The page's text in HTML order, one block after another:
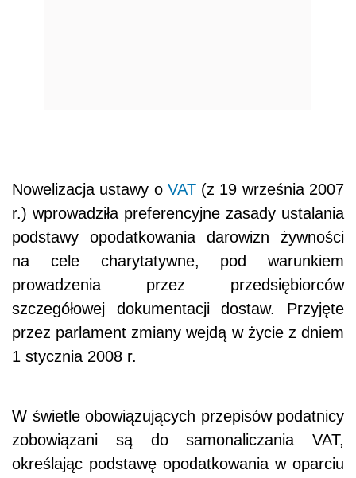
Nowelizacja ustawy o VAT(z 19 września 2007
r.) wprowadziła preferencyjne zasady ustalania
podstawy opodatkowania darowizn żywności
na cele charytatywne, pod warunkiem
prowadzenia przez przedsiębiorców
szczegółowej dokumentacji dostaw. Przyjęte
przez parlament zmiany wejdą w życie z dniem
1 stycznia 2008 r.
W świetle obowiązujących przepisów podatnicy
zobowiązani są do samonaliczania VAT,
określając podstawę opodatkowania w oparciu